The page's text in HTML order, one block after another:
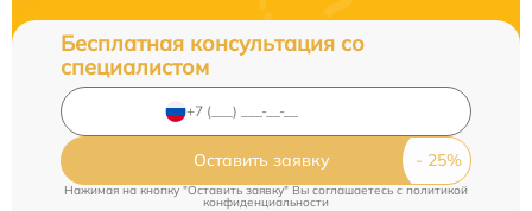
Бесплатная консультация со
специалистом
Оставить заявку
Нажимая на кнопку "Оставить заявку" Вы соглашаетесь cполитикой
конфиденциальности